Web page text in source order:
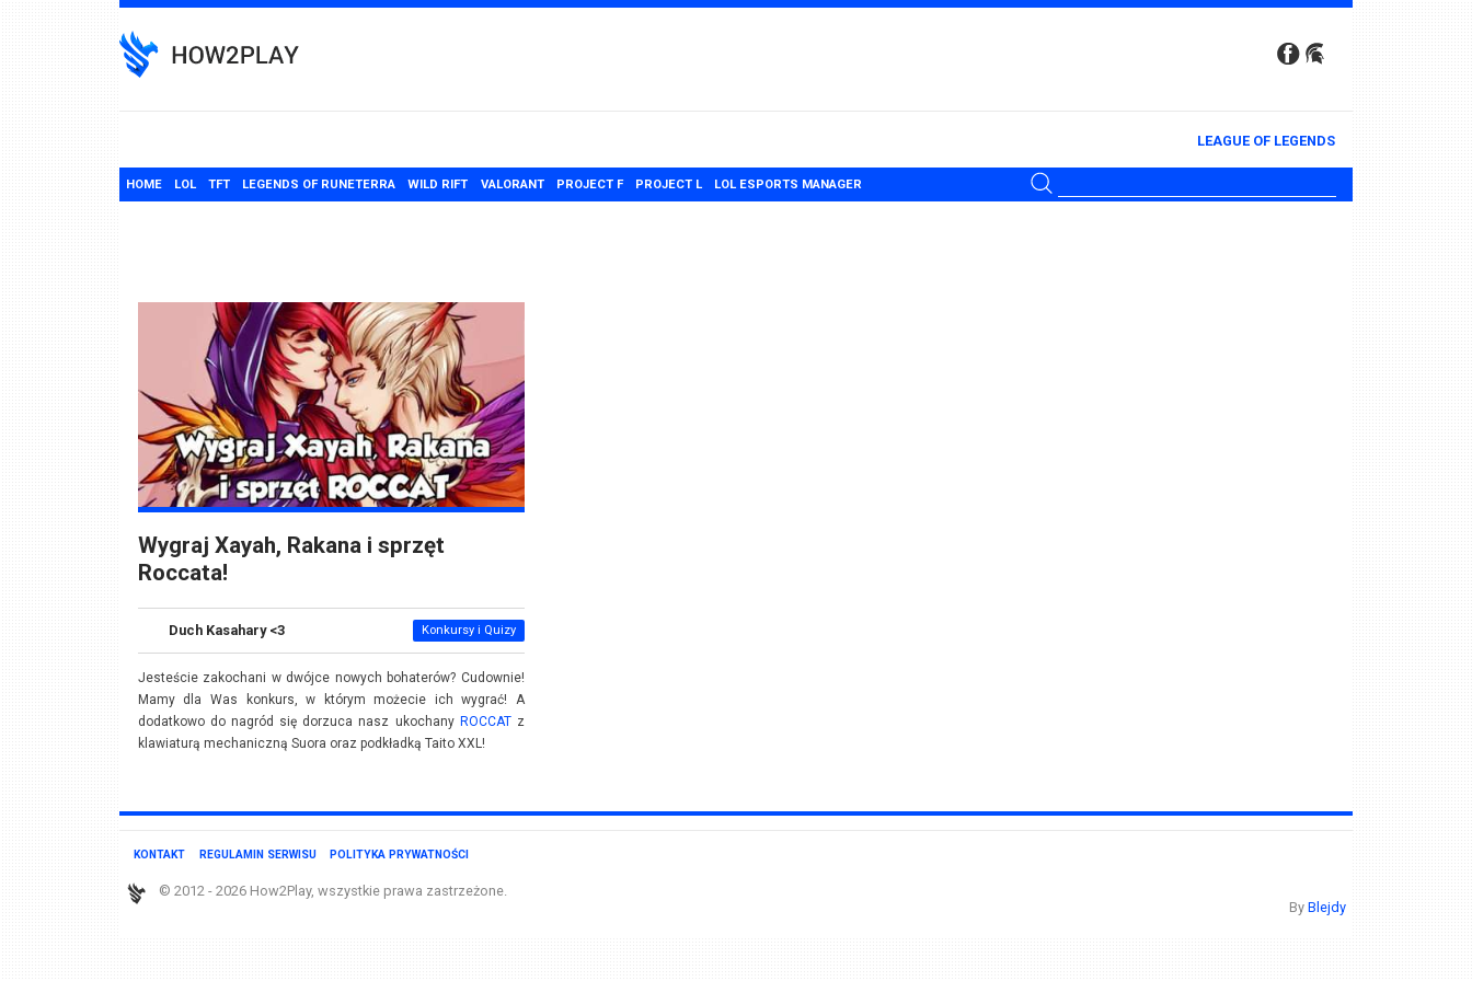
to
content
LEAGUE OF LEGENDS
HOME LOL TFT LEGENDS OF RUNETERRA WILD RIFT VALORANT PROJECT F PROJECT L LOL ESPORTS MANAGER
Wygraj Xayah, Rakana i sprzęt
Roccata!
Duch Kasahary <3 Konkursy i Quizy
Jesteście zakochani w dwójce nowych bohaterów? Cudownie!
Mamy dla Was konkurs, w którym możecie ich wygrać! A
dodatkowo do nagród się dorzuca nasz ukochany ROCCATz
klawiaturą mechaniczną Suora oraz podkładką Taito XXL!
KONTAKT REGULAMIN SERWISU POLITYKA PRYWATNOŚCI
© 2012 - 2026 How2Play, wszystkie prawa zastrzeżone.
By Blejdy